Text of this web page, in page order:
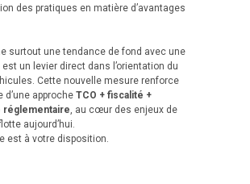
des pratiques en matière d’avantages
surtout une tendance de fond avec une
un levier direct dans l’orientation du
Cette nouvelle mesure renforce
d’une approche TCO + fiscalité +
réglementaire , au cœur des enjeux de
aujourd’hui.
est à votre disposition.